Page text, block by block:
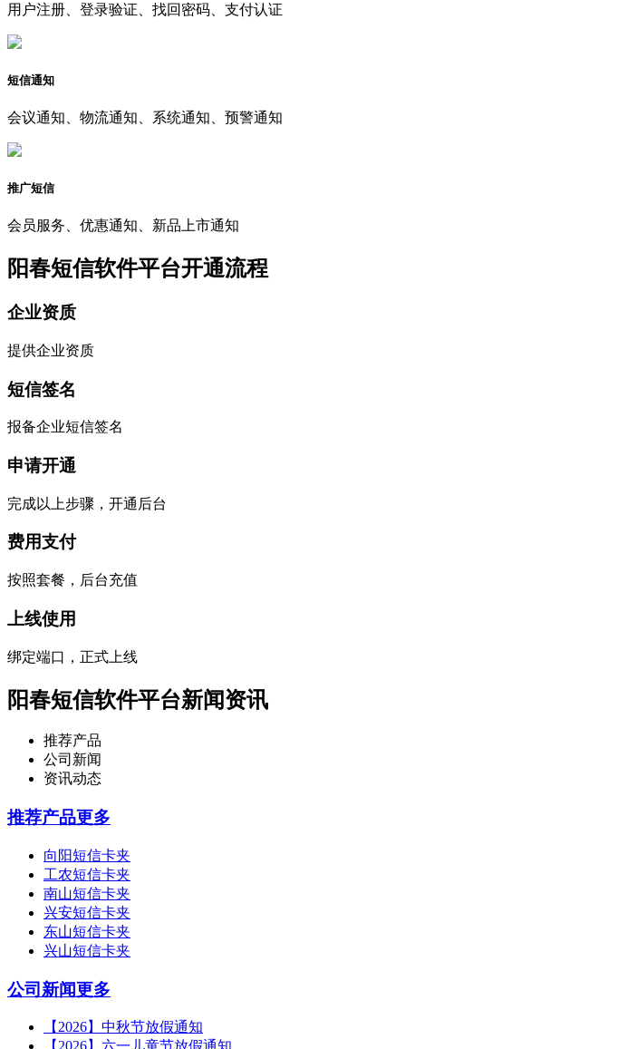
用户注册、登录验证、找回密码、支付认证
短信通知
会议通知、物流通知、系统通知、预警通知
推广短信
会员服务、优惠通知、新品上市通知
阳春短信软件平台开通流程
企业资质
提供企业资质
短信签名
报备企业短信签名
申请开通
完成以上步骤，开通后台
费用支付
按照套餐，后台充值
上线使用
绑定端口，正式上线
阳春短信软件平台新闻资讯
推荐产品
公司新闻
资讯动态
推荐产品更多
向阳短信卡夹
工农短信卡夹
南山短信卡夹
兴安短信卡夹
东山短信卡夹
兴山短信卡夹
公司新闻更多
【2026】中秋节放假通知